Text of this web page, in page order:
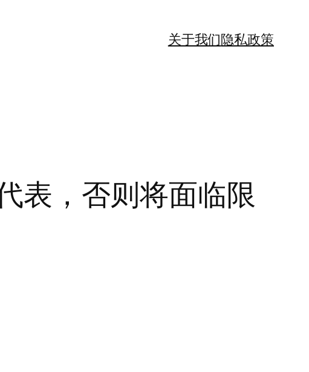
关于我们隐私政策
表，否则将面临限